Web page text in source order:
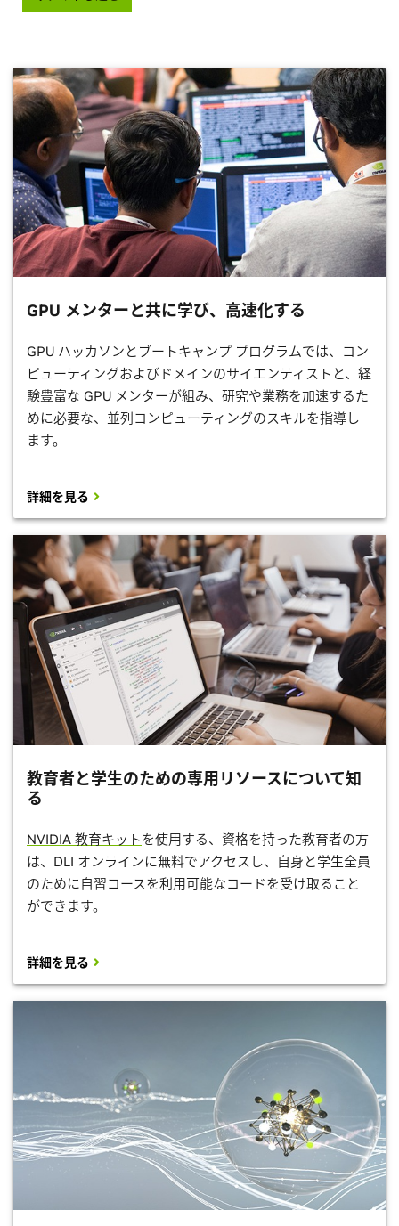
GPU メンターと共に学び、高速化する
GPU ハッカソンとブートキャンプ プログラムでは、コン
ピューティングおよびドメインのサイエンティストと、経
験豊富な GPU メンターが組み、研究や業務を加速するた
めに必要な、並列コンピューティングのスキルを指導し
ます。
詳細を見る
教育者と学生のための専用リソースについて知
る
NVIDIA 教育キットを使用する、資格を持った教育者の方
は、DLI オンラインに無料でアクセスし、自身と学生全員
のために自習コースを利用可能なコードを受け取ること
ができます。
詳細を見る